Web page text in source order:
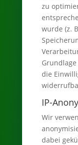
zu
wurde (z.
Grundlage
die
IP-
Wir
dabei